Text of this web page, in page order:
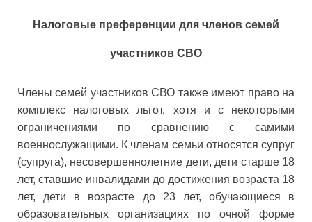
Налоговые преференции для членов семей
участников СВО
Члены семей участников СВО также имеют право на
комплекс налоговых льгот, хотя и с некоторыми
ограничениями по сравнению с самими
военнослужащими. К членам семьи относятся супруг
(супруга), несовершеннолетние дети, дети старше 18
лет, ставшие инвалидами до достижения возраста 18
лет, дети в возрасте до 23 лет, обучающиеся в
образовательных организациях по очной форме